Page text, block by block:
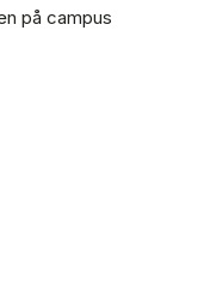
på campus